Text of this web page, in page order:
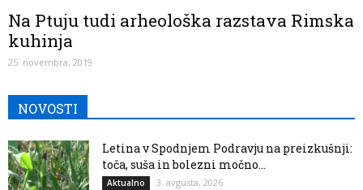
Na Ptuju tudi arheološka razstava Rimska
kuhinja
25. novembra, 2019
NOVOSTI
Letina v Spodnjem Podravju na preizkušnji:
toča, suša in bolezni močno...
Aktualno 3. avgusta, 2026